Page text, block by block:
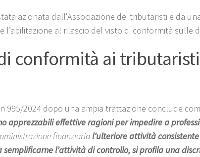
azionata dall'Associazione dei tributaristi e da
l’abilitazione al rilascio del visto di conformità sulle
conformità ai
995/2024 dopo una ampia trattazione conclude
apprezzabili effettive ragioni per impedire a
finanziarial’ulteriore attività
semplificarne l’attività di controllo, si profila una